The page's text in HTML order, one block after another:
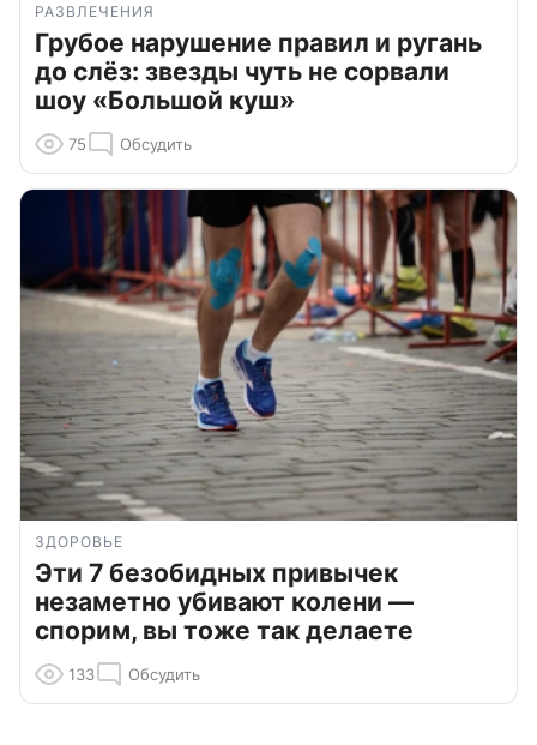
РАЗВЛЕЧЕНИЯ
Грубое нарушение правил и ругань
до слёз: звезды чуть не сорвали
шоу «Большой куш»
75 Обсудить
ЗДОРОВЬЕ
Эти 7 безобидных привычек
незаметно убивают колени —
спорим, вы тоже так делаете
133 Обсудить